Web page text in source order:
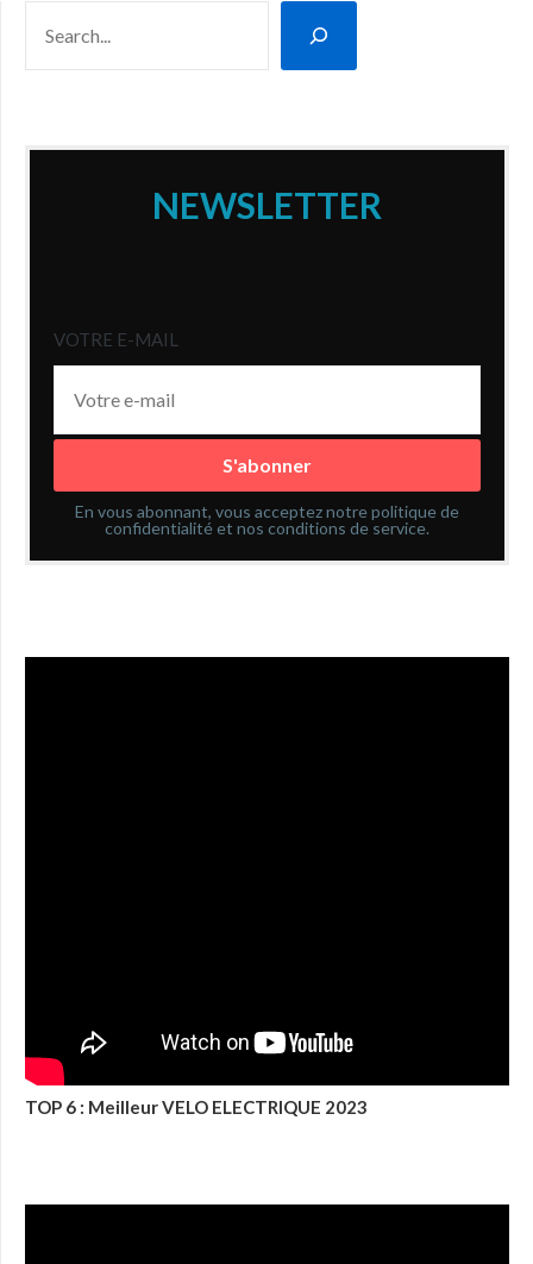
NEWSLETTER
VOTRE E-MAIL
En vous abonnant, vous acceptez notre politique de
confidentialité et nos conditions de service.
TOP 6 : Meilleur VELO ELECTRIQUE 2023